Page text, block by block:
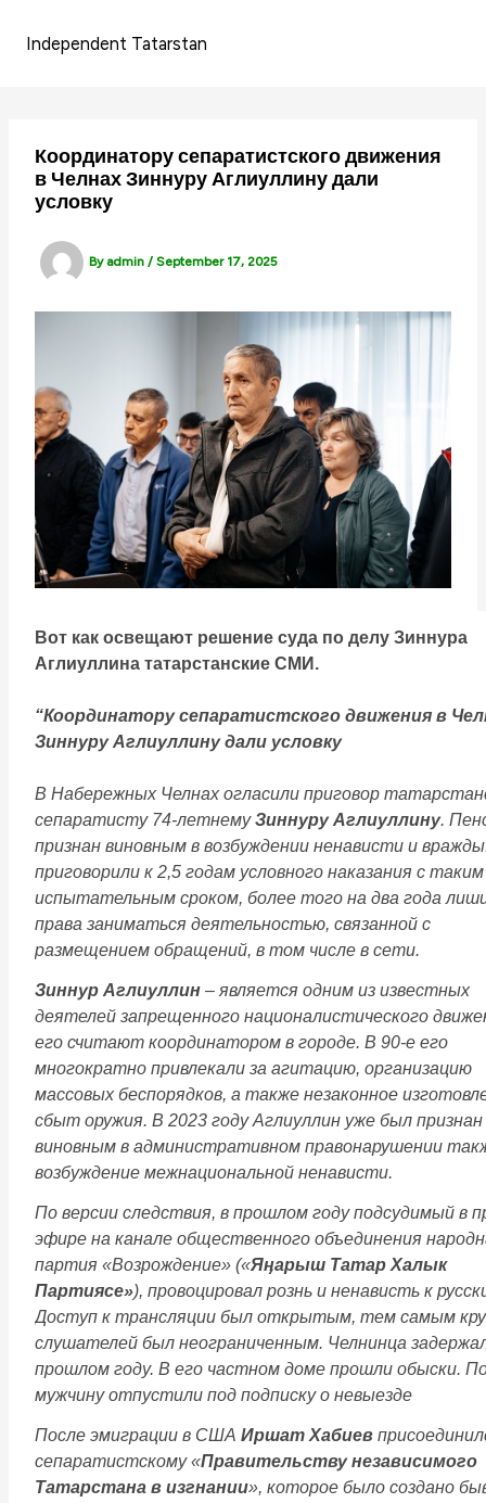
Independent Tatarstan
Координатору сепаратистского движения
в Челнах Зиннуру Аглиуллину дали
условку
By admin/September 17, 2025
Вот как освещают решение суда по делу Зиннура
Аглиуллина татарстанские СМИ.
“Координатору сепаратистского движения в
Зиннуру Аглиуллину дали условку
В Набережных Челнах огласили приговор
сепаратисту 74-летнемуЗиннуру Аглиуллину.
признан виновным в возбуждении ненависти и
приговорили к 2,5 годам условного наказания с
испытательным сроком, более того на два года
права заниматься деятельностью, связанной с
размещением обращений, в том числе в сети.
Зиннур Аглиуллин – является одним из известных
деятелей запрещенного националистического
его считают координатором в городе. В 90-е его
многократно привлекали за агитацию, организацию
массовых беспорядков, а также незаконное
сбыт оружия. В 2023 году Аглиуллин уже был признан
виновным в административном правонарушении
возбуждение межнациональной ненависти.
По версии следствия, в прошлом году подсудимый в
эфире на канале общественного объединения
партия «Возрождение» («Яӊарыш Татар Халык
Партиясе»), провоцировал рознь и ненависть к
Доступ к трансляции был открытым, тем самым
слушателей был неограниченным. Челнинца
прошлом году. В его частном доме прошли обыски.
мужчину отпустили под подписку о невыезде
После эмиграции в СШАИршат Хабиев
сепаратистскому «Правительству независимого
Татарстана в изгнании», которое было создано